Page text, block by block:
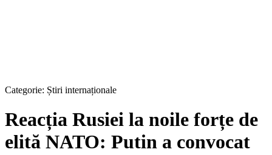
Categorie: Știri internaționale
Reacția Rusiei la noile forțe de
elită NATO: Putin a convocat